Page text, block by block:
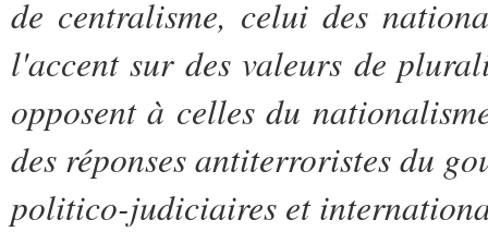
de centralisme, celui des
l'accent sur des valeurs de
opposent à celles du
des réponses antiterroristes du
politico-judiciaires et